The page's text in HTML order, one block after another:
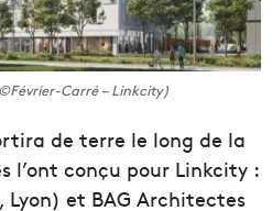
Carré – Linkcity)
de terre le long de la
l’ont conçu pour Linkcity :
Lyon) et BAG Architectes